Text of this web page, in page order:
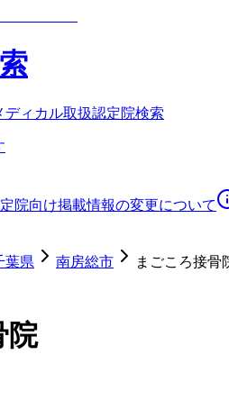
ィカル取扱認定院検索
院向け掲載情報の変更について
葉県 南房総市
まごころ接骨
院